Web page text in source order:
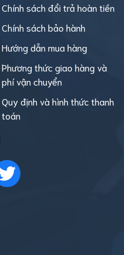
Chính sách đổi trả hoàn tiền
Chính sách bảo hành
Hướng dẫn mua hàng
Phương thức giao hàng và
phí vận chuyển
Quy định và hình thức thanh
toán